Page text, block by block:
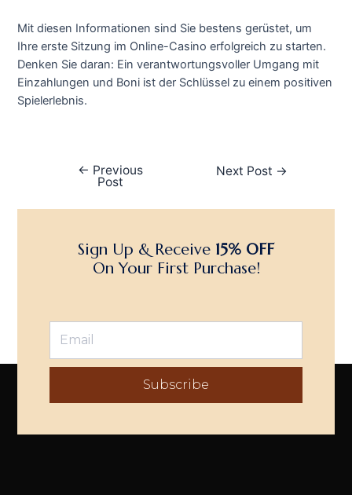
Mit diesen Informationen sind Sie bestens gerüstet, um
Ihre erste Sitzung im Online-Casino erfolgreich zu starten.
Denken Sie daran: Ein verantwortungsvoller Umgang mit
Einzahlungen und Boni ist der Schlüssel zu einem positiven
Spielerlebnis.
← Previous
Post
Next Post →
Sign Up & Receive 15% OFF
On Your First Purchase!
Subscribe